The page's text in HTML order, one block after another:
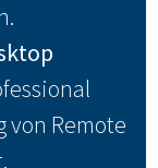
von Remote